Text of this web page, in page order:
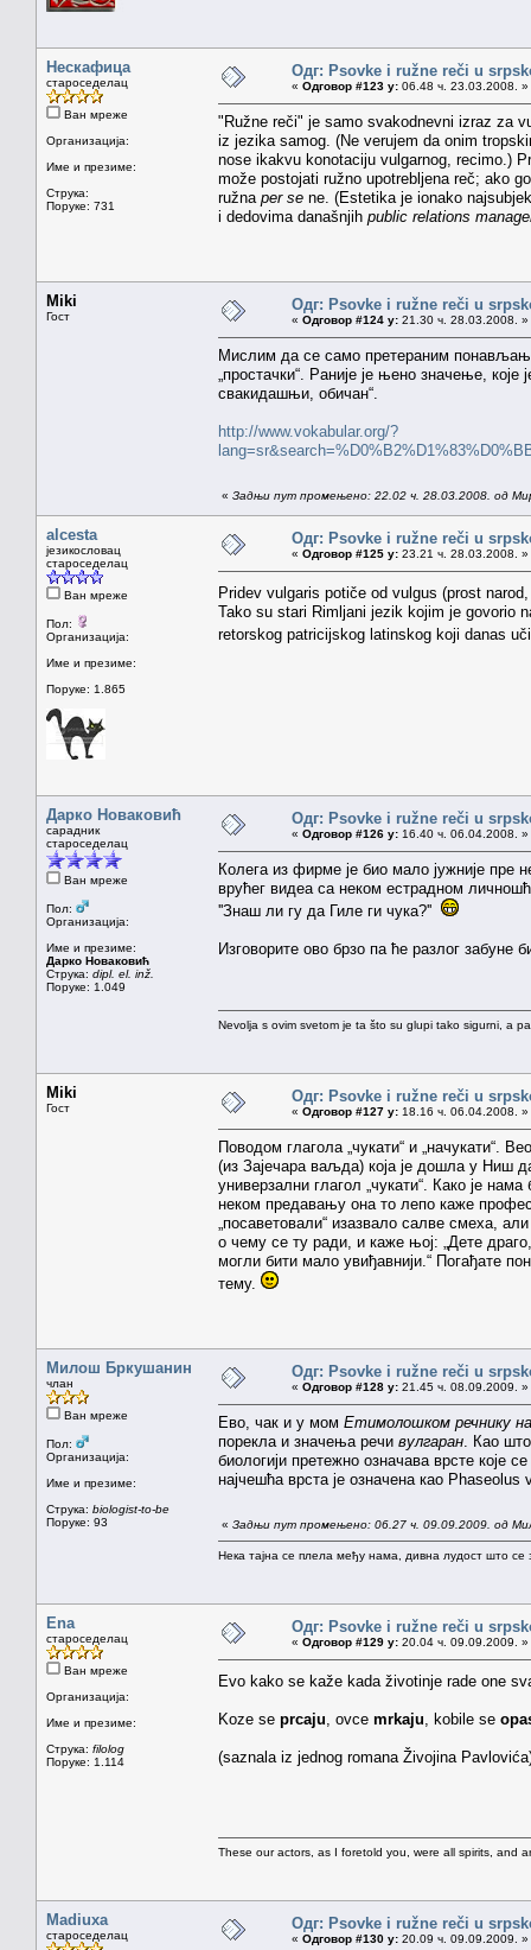
Нескафица
староседелац
Ван мреже
Организација:
Име и презиме:
Струка:
Поруке: 731
Одг: Psovke i ružne reči u
« Одговор #123 у: 06.48 ч. 23.03.2008. »
"Ružne reči" je samo svakodnevni izraz za
iz jezika samog. (Ne verujem da onim
nose ikakvu konotaciju vulgarnog, recimo.)
može postojati ružno upotrebljena reč; ako
ružna per se ne. (Estetika je ionako
i dedovima današnjih public relations
Miki
Гост
Одг: Psovke i ružne reči u
« Одговор #124 у: 21.30 ч. 28.03.2008. »
Мислим да се само претераним
„простачки“. Раније је њено значење,
свакидашњи, обичан“.
http://www.vokabular.org/?
« Задњи пут промењено: 22.02 ч. 28.03.2008. од
alcesta
језикословац
староседелац
Ван мреже
Пол:
Организација:
Име и презиме:
Поруке: 1.865
Одг: Psovke i ružne reči u
« Одговор #125 у: 23.21 ч. 28.03.2008. »
Pridev vulgaris potiče od vulgus (prost
Tako su stari Rimljani jezik kojim je govorio
retorskog patricijskog latinskog koji danas
Дарко Новаковић
сарадник
староседелац
Ван мреже
Пол:
Организација:
Име и презиме:
Дарко Новаковић
Струка: dipl. el. inž.
Поруке: 1.049
Одг: Psovke i ružne reči u
« Одговор #126 у: 16.40 ч. 06.04.2008. »
Колега из фирме је био мало јужније пре
врућег видеа са неком естрадном
''Знаш ли гу да Гиле ги чука?''
Изговорите ово брзо па ће разлог забуне
Nevolja s ovim svetom je ta što su glupi tako sigurni, a
Miki
Гост
Одг: Psovke i ružne reči u
« Одговор #127 у: 18.16 ч. 06.04.2008. »
Поводом глагола „чукати“ и „начукати“.
(из Зајечара ваљда) која је дошла у Ниш
универзални глагол „чукати“. Како је
неком предавању она то лепо каже
„посаветовали“ изазвало салве смеха,
о чему се ту ради, и каже њој: „Дете
могли бити мало увиђавнији.“ Погађате
тему.
Милош Бркушанин
члан
Ван мреже
Пол:
Организација:
Име и презиме:
Струка: biologist-to-be
Поруке: 93
Одг: Psovke i ružne reči u
« Одговор #128 у: 21.45 ч. 08.09.2009. »
Ево, чак и у мом Етимолошком речнику
порекла и значења речи вулгаран . Као
биологији претежно означава врсте које
најчешћа врста је означена као Phaseolus
« Задњи пут промењено: 06.27 ч. 09.09.2009. од
Нека тајна се плела међу нама, дивна лудост што се
Ena
староседелац
Ван мреже
Организација:
Име и презиме:
Струка: filolog
Поруке: 1.114
Одг: Psovke i ružne reči u
« Одговор #129 у: 20.04 ч. 09.09.2009. »
Evo kako se kaže kada životinje rade one
Koze se prcaju , ovce mrkaju , kobile se
(saznala iz jednog romana Živojina
These our actors, as I foretold you, were all spirits, and
Madiuxa
староседелац
Одг: Psovke i ružne reči u
« Одговор #130 у: 20.09 ч. 09.09.2009. »